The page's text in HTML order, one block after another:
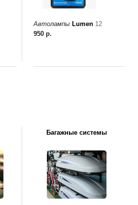
Автолампы Lumen 12
950 р.
Багажные системы